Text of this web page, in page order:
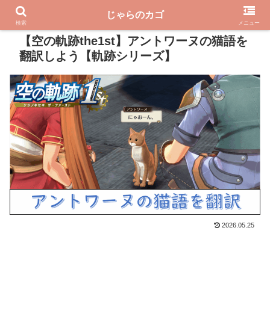
PR
【空の軌跡the1st】アントワーヌの猫語を
翻訳しよう【軌跡シリーズ】
2026.05.25
検索
じゃらのカゴ
メニュー